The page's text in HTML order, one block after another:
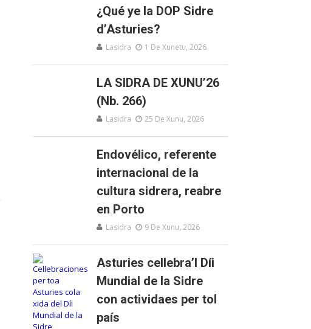
¿Qué ye la DOP Sidre
d’Asturies?
Lasidra 1 De Xunetu, 2026
LA SIDRA DE XUNU’26
(Nb. 266)
Lasidra 25 De Xunu, 2026
Endovélico, referente
internacional de la
cultura sidrera, reabre
en Porto
Lasidra 9 De Xunu, 2026
Asturies cellebra’l Díi
Mundial de la Sidre
con actividaes per tol
país